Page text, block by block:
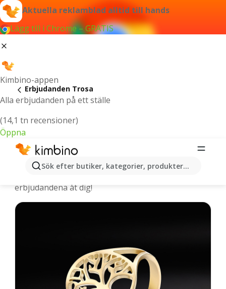
Aktuella reklamblad alltid till hands
Lägg till i Chrome – GRATIS
Kimbino-appen
Alla erbjudanden på ett ställe
(14,1 tn recensioner)
Öppna
Sök efter butiker, kategorier, produkter...
Erbjudanden Trosa
Trosa - De senaste erbjudandena
erbjudandena åt dig!